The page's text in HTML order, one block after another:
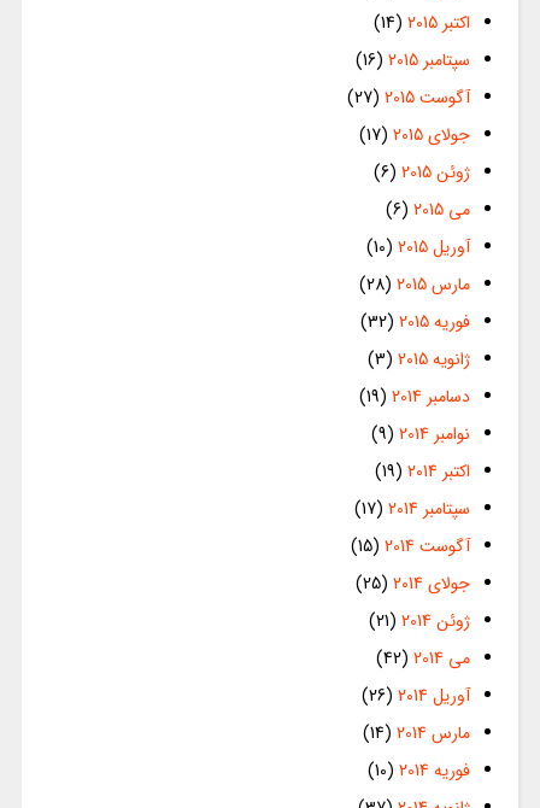
اکتبر 2015
(14)
سپتامبر 2015
(16)
آگوست 2015
(27)
جولای 2015
(17)
ژوئن 2015
(6)
می 2015
(6)
آوریل 2015
(10)
مارس 2015
(28)
فوریه 2015
(32)
ژانویه 2015
(3)
دسامبر 2014
(19)
نوامبر 2014
(9)
اکتبر 2014
(19)
سپتامبر 2014
(17)
آگوست 2014
(15)
جولای 2014
(25)
ژوئن 2014
(21)
می 2014
(42)
آوریل 2014
(26)
مارس 2014
(14)
فوریه 2014
(10)